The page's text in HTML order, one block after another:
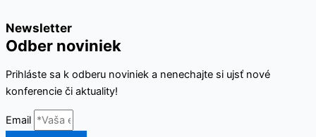
Newsletter
Odber noviniek
Prihláste sa k odberu noviniek a nenechajte si ujsť nové
konferencie či aktuality!
Email